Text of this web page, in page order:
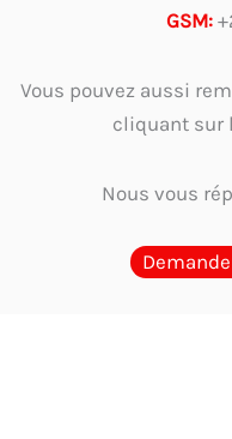
GSM:
Vous pouvez aussi
cliquant sur
Nous vous